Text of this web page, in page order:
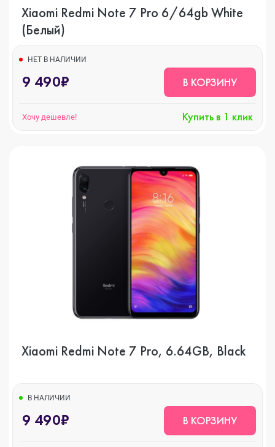
Xiaomi Redmi Note 7 Pro 6/64gb White
(Белый)
НЕТ В НАЛИЧИИ
9 490₽ В КОРЗИНУ
Хочу дешевле! Купить в 1 клик
Xiaomi Redmi Note 7 Pro, 6.64GB, Black
В НАЛИЧИИ
9 490₽ В КОРЗИНУ